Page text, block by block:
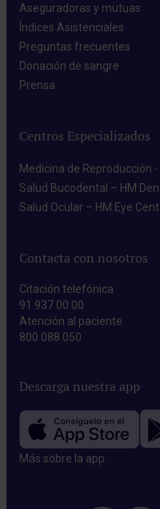
Aseguradoras y mutuas​
Índices Asistenciales​
Preguntas frecuentes​
Donación de sangre​
Prensa​
Centros Especializados
Medicina de Reproducción
Salud Bucodental – HM
Salud Ocular – HM Eye
Contacta con nosotros
Citación telefónica
91 937 00 00
Atención al paciente
800 088 050
Descarga nuestra app
Más sobre la app​